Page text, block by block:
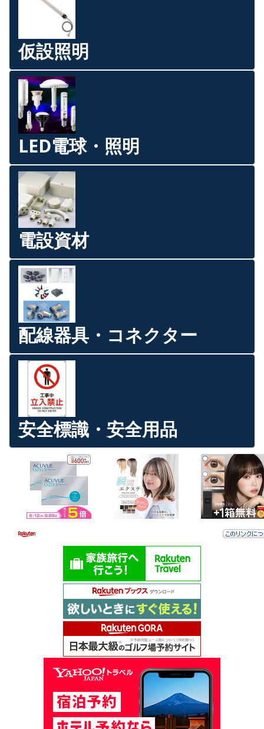
仮設照明
LED電球・照明
電設資材
配線器具・コネクター
安全標識・安全用品